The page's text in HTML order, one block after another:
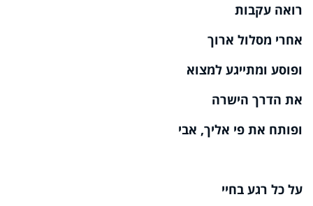
רואה עקבות
אחרי מסלול ארוך
ופוסע ומתייגע למצוא
את הדרך הישרה
ופותח את פי אליך, אבי
על כל רגע בחיי